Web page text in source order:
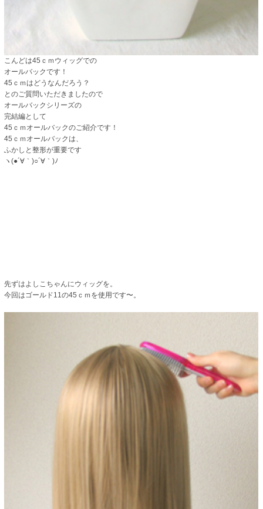
こんどは45ｃｍウィッグでの
オールバックです！
45ｃｍはどうなんだろう？
とのご質問いただきましたので
オールバックシリーズの
完結編として
45ｃｍオールバックのご紹介です！
45ｃｍオールバックは、
ふかしと整形が重要です
ヽ(●´∀｀)○´∀｀)ﾉ
先ずはよしこちゃんにウィッグを。
今回はゴールド11の45ｃｍを使用です〜。